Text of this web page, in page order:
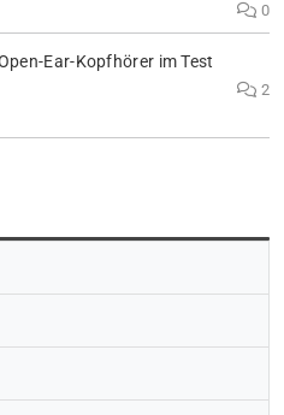
0
Ear-Kopfhörer im Test
2